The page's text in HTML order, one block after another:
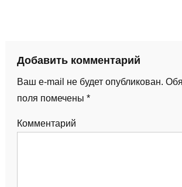
Добавить комментарий
Ваш e-mail не будет опубликован.
поля помечены *
Комментарий